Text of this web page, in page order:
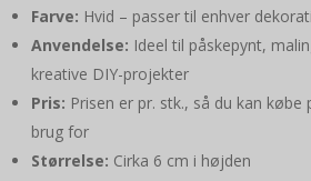
Farve: Hvid – passer til enhver
Anvendelse: Ideel til påskepynt,
kreative DIY-projekter
Pris: Prisen er pr. stk., så du kan
brug for
Størrelse: Cirka 6 cm i højden